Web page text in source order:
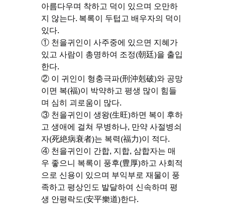
아름다우며 착하고 덕이 있으며 오만하
지 않는다. 복록이 두텁고 배우자의 덕이
있다.
① 천을귀인이 사주중에 있으면 지혜가
있고 사람이 총명하여 조정(朝廷)을 출입
한다.
② 이 귀인이 형충극파(刑沖剋破)와 공망
이면 복(福)이 박약하고 평생 많이 힘들
며 심히 괴로움이 많다.
③ 천을귀인이 생왕(生旺)하면 복이 후하
고 생애에 걸쳐 무병하나, 만약 사절병쇠
자(死絶病衰者)는 복력(福力)이 적다.
④ 천을귀인이 간합, 지합, 삼합자는 매
우 좋으니 복록이 풍후(豊厚)하고 사회적
으로 신용이 있으며 부익부로 재물이 풍
족하고 평상인도 발달하여 신속하며 평
생 안평락도(安平樂道)한다.